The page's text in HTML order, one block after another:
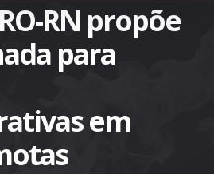
RN propõe
para
em